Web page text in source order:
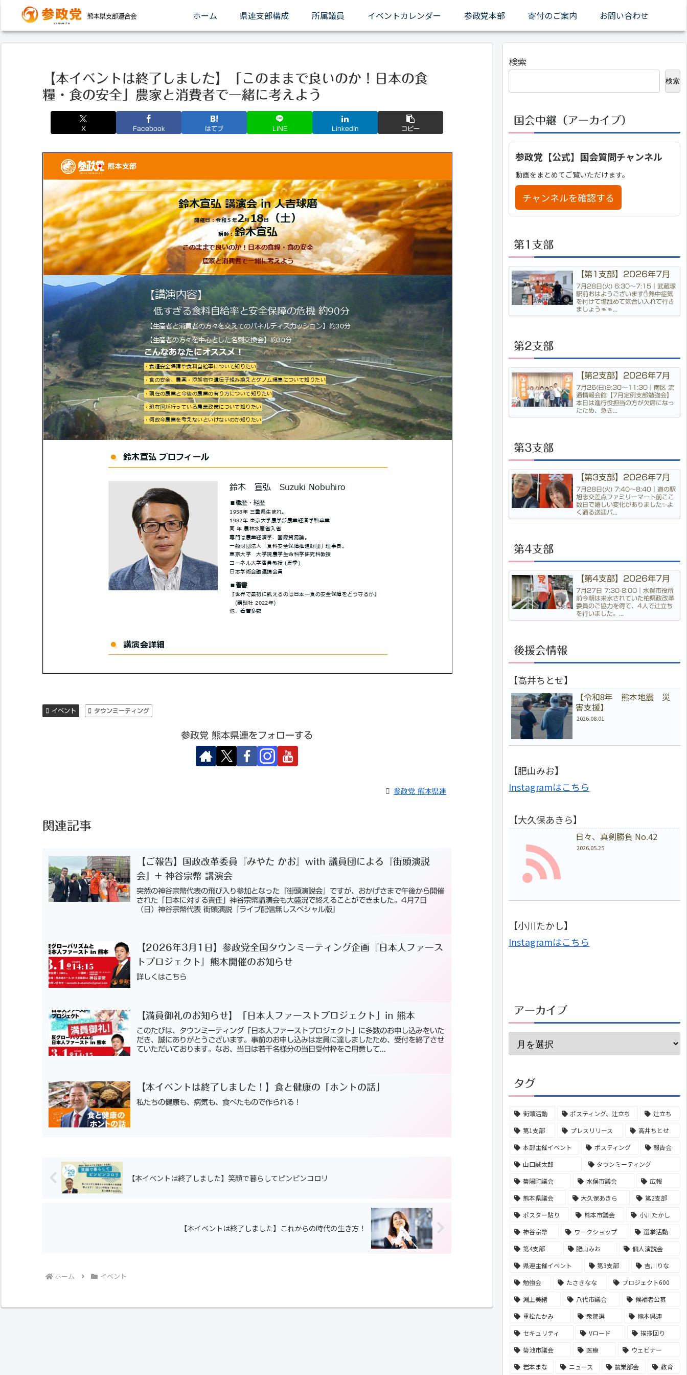
ホーム 県連支部構成 所属議員 イベントカレンダー 参政党本部 寄付のご案内 お問い合わせ
【本イベントは終了しました】「このままで良いのか！日本の食
糧・食の安全」農家と消費者で一緒に考えよう
X Facebook はてブ LINE LinkedIn コピー
イベント タウンミーティング
参政党 熊本県連をフォローする
参政党 熊本県連
関連記事
【ご報告】国政改革委員『みやた かお』with 議員団による『街頭演説
会』+ 神谷宗幣 講演会
突然の神谷宗幣代表の飛び入り参加となった『街頭演説会』ですが、おかげさまで午後から開催
された「日本に対する責任」神谷宗幣講演会も大盛況で終えることができました。4月7日
（日）神谷宗幣代表 街頭演説『ライブ配信無しスペシャル版』
【2026年3月1日】参政党全国タウンミーティング企画『日本人ファース
トプロジェクト』熊本開催のお知らせ
詳しくはこちら
【満員御礼のお知らせ】「日本人ファーストプロジェクト」in 熊本
このたびは、タウンミーティング「日本人ファーストプロジェクト」に多数のお申し込みをいた
だき、誠にありがとうございます。事前のお申し込みは定員に達しましたため、受付を終了させ
ていただいております。なお、当日は若干名様分の当日受付枠をご用意して...
【本イベントは終了しました！】食と健康の「ホントの話」
私たちの健康も、病気も、食べたもので作られる！
【本イベントは終了しました】笑顔で暮らしてピンピンコロリ
【本イベントは終了しました】これからの時代の生き方！
ホーム イベント
検索
検索
国会中継（アーカイブ）
参政党【公式】国会質問チャンネル
動画をまとめてご覧いただけます。
チャンネルを確認する
第1支部
【第1支部】2026年7月
7月28日(火) 6:30〜7:15｜武蔵塚
駅前おはようございます✋熱中症気
を付けて塩舐めて気合い入れて行き
ましょう👊👊...
第2支部
【第2支部】2026年7月
7月26(日)9:30〜11:30｜南区 流
通情報会館【7月定例支部勉強会】
本日は進行役担当の方が欠席になっ
たため、急き...
第3支部
【第3支部】2026年7月
7月28日(火) 7:40〜8:40｜道の駅
旭志交差点ファミリーマート前ここ
数日で嬉しい変化がありました✨よ
く通る送迎バ...
第4支部
【第4支部】2026年7月
7月27日 7:30-8:00｜水俣市役所
前今朝は来水されていた柏県政改革
委員のご協力を得て、4人で辻立ち
を行いました。...
後援会情報
【高井ちとせ】
【令和8年 熊本地震 災
害支援】
2026.08.01
【肥山みお】
Instagramはこちら
【大久保あきら】
日々、真剣勝負 No.42
2026.05.25
【小川たかし】
Instagramはこちら
アーカイブ
タグ
街頭活動 ポスティング、辻立ち
辻立ち
第1支部
プレスリリース
高井ちとせ
本部主催イベント
ポスティング
報告会
山口誠太郎
タウンミーティング
菊陽町議会
水俣市議会
広報
熊本県議会
大久保あきら
第2支部
ポスター貼り
熊本市議会
小川たかし
神谷宗幣
ワークショップ
選挙活動
第4支部
肥山みお
個人演説会
県連主催イベント
第3支部
吉川りな
勉強会
たさきなな
プロジェクト600
淵上美緒
八代市議会
候補者公募
重松たかみ
衆院選
熊本県連
セキュリティ
Vロード
挨拶回り
菊池市議会
医療
ウェビナー
岩本まな
ニュース 農業部会 教育